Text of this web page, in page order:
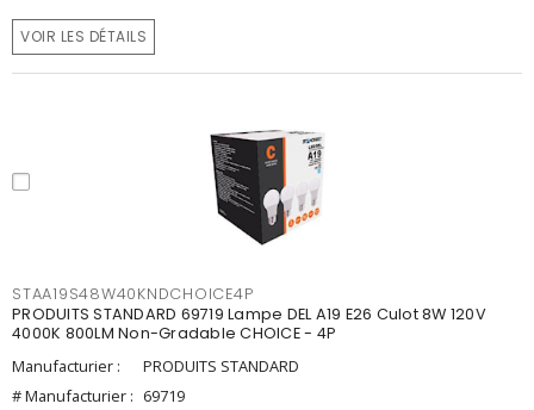
VOIR LES DÉTAILS
STAA19S48W40KNDCHOICE4P
PRODUITS STANDARD 69719 Lampe DEL A19 E26 Culot 8W 120V
4000K 800LM Non-Gradable CHOICE - 4P
Manufacturier :
PRODUITS STANDARD
# Manufacturier : 69719